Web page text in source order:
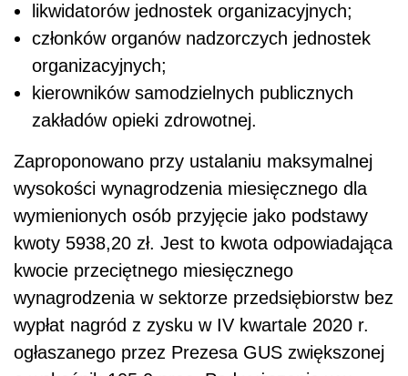
likwidatorów jednostek organizacyjnych;
członków organów nadzorczych jednostek
organizacyjnych;
kierowników samodzielnych publicznych
zakładów opieki zdrowotnej.
Zaproponowano przy ustalaniu maksymalnej
wysokości wynagrodzenia miesięcznego dla
wymienionych osób przyjęcie jako podstawy
kwoty 5938,20 zł. Jest to kwota odpowiadająca
kwocie przeciętnego miesięcznego
wynagrodzenia w sektorze przedsiębiorstw bez
wypłat nagród z zysku w IV kwartale 2020 r.
ogłaszanego przez Prezesa GUS zwiększonej